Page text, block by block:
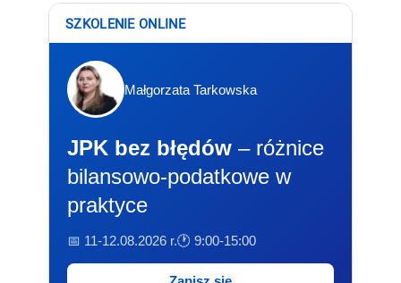
SZKOLENIE ONLINE
Małgorzata Tarkowska
JPK bez błędów – różnice
bilansowo-podatkowe w
praktyce
📅 11-12.08.2026 r.🕐 9:00-15:00